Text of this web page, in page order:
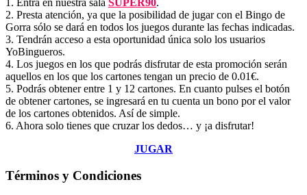
2. Presta atención, ya que la posibilidad de jugar con el Bingo de
Gorra sólo se dará en todos los juegos durante las fechas indicadas.
3. Tendrán acceso a esta oportunidad única solo los usuarios
YoBingueros.
4. Los juegos en los que podrás disfrutar de esta promoción serán
aquellos en los que los cartones tengan un precio de 0.01€.
5. Podrás obtener entre 1 y 12 cartones. En cuanto pulses el botón
de obtener cartones, se ingresará en tu cuenta un bono por el valor
de los cartones obtenidos. Así de simple.
6. Ahora solo tienes que cruzar los dedos… y ¡a disfrutar!
JUGAR
Términos y Condiciones